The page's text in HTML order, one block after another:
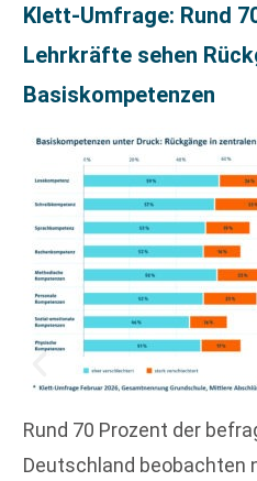
Klett-Umfrage: Rund
Lehrkräfte sehen
Basiskompetenzen
Rund 70 Prozent der
Deutschland beobachten